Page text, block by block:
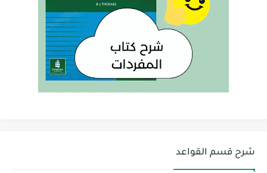
شرح قسم القواعد